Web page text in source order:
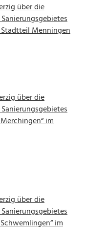
über die
Menningen
über die
im
über die
im